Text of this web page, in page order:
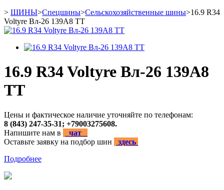
> ШИНЫ>Спецшины>Сельскохозяйственные шины>16.9 R34
Voltyre Вл-26 139А8 TT
16.9 R34 Voltyre Вл-26 139А8
TT
Цены и фактическое наличие уточняйте по телефонам:
8 (843) 247-35-31; +79003275608.
Напишите нам в
чат
Оставьте заявку на подбор шин
здесь
Подробнее